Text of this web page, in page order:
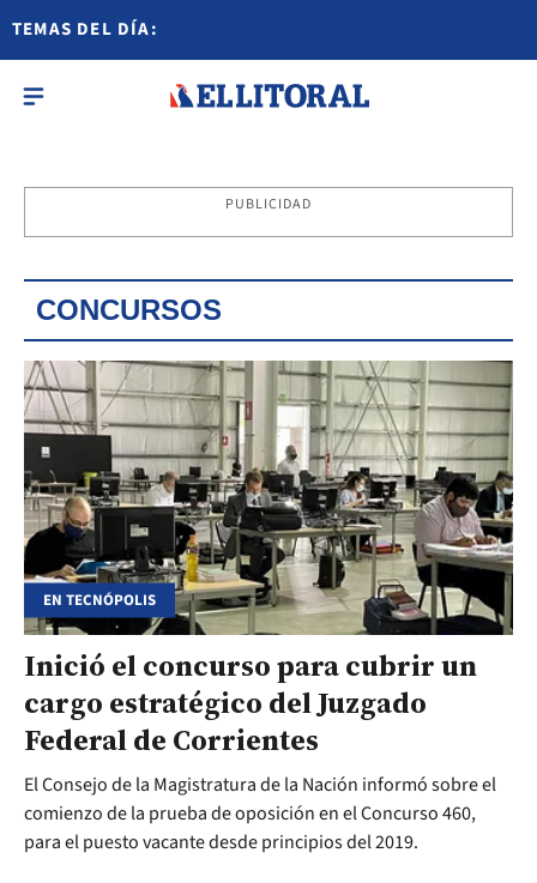
TEMAS DEL DÍA:
PUBLICIDAD
CONCURSOS
EN TECNÓPOLIS
Inició el concurso para cubrir un
cargo estratégico del Juzgado
Federal de Corrientes
El Consejo de la Magistratura de la Nación informó sobre el
comienzo de la prueba de oposición en el Concurso 460,
para el puesto vacante desde principios del 2019.